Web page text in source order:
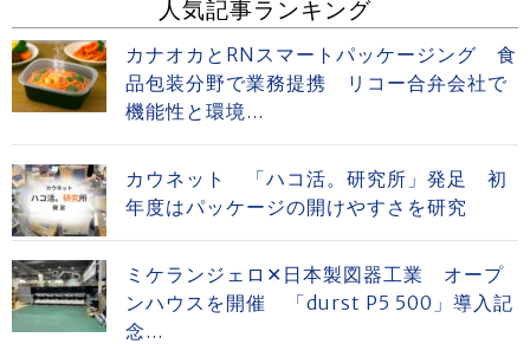
人気記事ランキング
カナオカとRNスマートパッケージング 食
品包装分野で業務提携 リコー合弁会社で
機能性と環境...
カウネット 「ハコ活。研究所」発足 初
年度はパッケージの開けやすさを研究
ミケランジェロ✕日本製図器工業 オープ
ンハウスを開催 「durst P5 500」導入記
念...